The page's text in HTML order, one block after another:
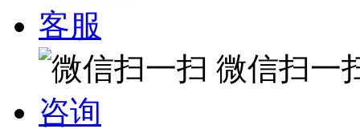
客服
微信扫一
咨询